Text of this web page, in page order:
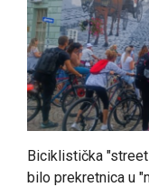
Biciklistička
bilo prekretnica u